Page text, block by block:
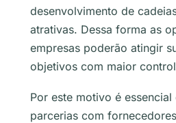
desenvolvimento de
atrativas. Dessa forma as
empresas poderão atingir
objetivos com maior
Por este motivo é
parcerias com